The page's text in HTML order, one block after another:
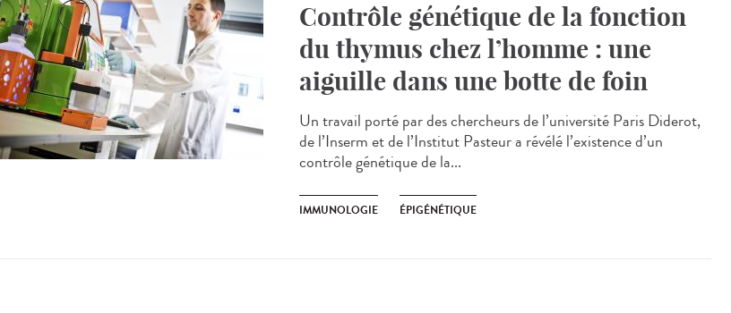
Contrôle génétique de la fonction
du thymus chez l’homme : une
aiguille dans une botte de foin
Un travail porté par des chercheurs de l’université Paris Diderot,
de l’Inserm et de l’Institut Pasteur a révélé l’existence d’un
contrôle génétique de la...
IMMUNOLOGIE ÉPIGÉNÉTIQUE